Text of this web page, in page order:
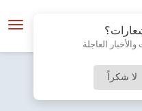
العاجلة
لا شكراً